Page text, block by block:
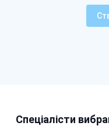
Спеціалісти